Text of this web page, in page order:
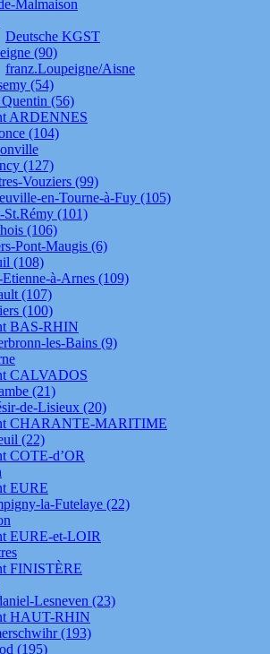
Malmaison
Deutsche KGST
(90)
franz.Loupeigne/Aisne
(54)
Quentin (56)
ARDENNES
(104)
(127)
Vouziers (99)
en-Tourne-à-Fuy (105)
St.Rémy (101)
(106)
Pont-Maugis (6)
(108)
Etienne-à-Arnes (109)
(107)
(100)
BAS-RHIN
les-Bains (9)
CALVADOS
(21)
de-Lisieux (20)
CHARANTE-MARITIME
(22)
COTE-d’OR
EURE
la-Futelaye (22)
EURE-et-LOIR
FINISTÈRE
Lesneven (23)
HAUT-RHIN
(193)
(195)